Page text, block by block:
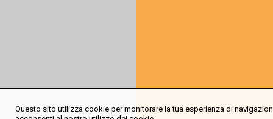
Questo sito utilizza cookie per monitorare la tua esperienza di